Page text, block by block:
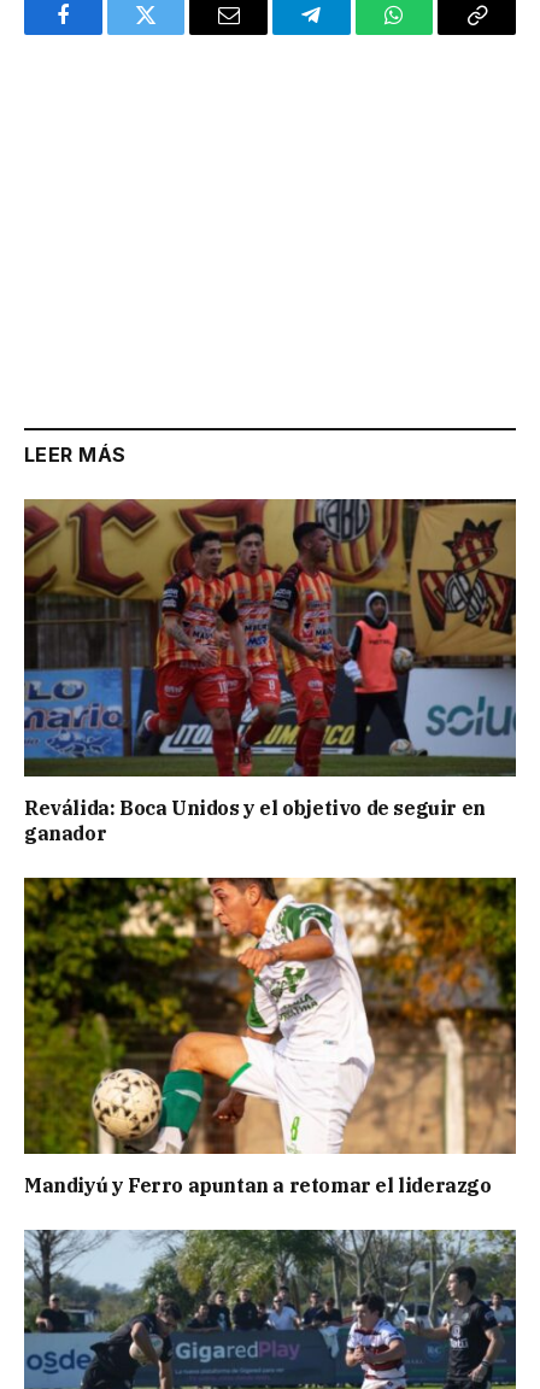
FacebookTwitter Email TelegramWhatsAppCopy
LEER MÁS
Reválida: Boca Unidos y el objetivo de seguir en
ganador
Mandiyú y Ferro apuntan a retomar el liderazgo